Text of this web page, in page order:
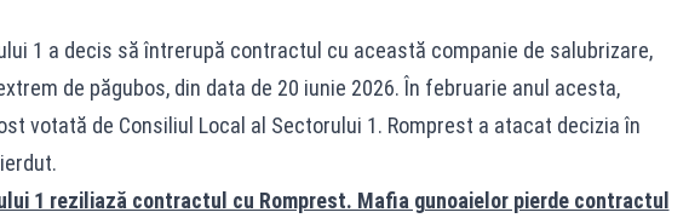
1 a decis să întrerupă contractul cu această companie de salubrizare,
de păgubos, din data de 20 iunie 2026. În februarie anul acesta,
votată de Consiliul Local al Sectorului 1. Romprest a atacat decizia în
1 reziliază contractul cu Romprest. Mafia gunoaielor pierde contractul